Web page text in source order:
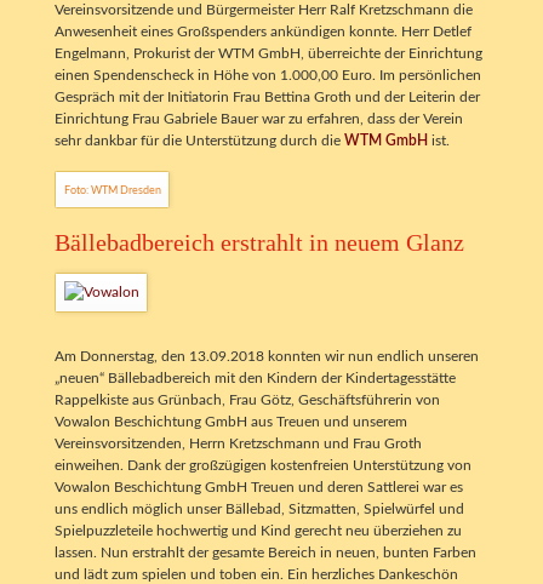
Vereinsvorsitzende und Bürgermeister Herr Ralf Kretzschmann die
Anwesenheit eines Großspenders ankündigen konnte. Herr Detlef
Engelmann, Prokurist der WTM GmbH, überreichte der Einrichtung
einen Spendenscheck in Höhe von 1.000,00 Euro. Im persönlichen
Gespräch mit der Initiatorin Frau Bettina Groth und der Leiterin der
Einrichtung Frau Gabriele Bauer war zu erfahren, dass der Verein
sehr dankbar für die Unterstützung durch die WTM GmbH ist.
Foto: WTM Dresden
Bällebadbereich erstrahlt in neuem Glanz
Am Donnerstag, den 13.09.2018 konnten wir nun endlich unseren
„neuen“ Bällebadbereich mit den Kindern der Kindertagesstätte
Rappelkiste aus Grünbach, Frau Götz, Geschäftsführerin von
Vowalon Beschichtung GmbH aus Treuen und unserem
Vereinsvorsitzenden, Herrn Kretzschmann und Frau Groth
einweihen. Dank der großzügigen kostenfreien Unterstützung von
Vowalon Beschichtung GmbH Treuen und deren Sattlerei war es
uns endlich möglich unser Bällebad, Sitzmatten, Spielwürfel und
Spielpuzzleteile hochwertig und Kind gerecht neu überziehen zu
lassen. Nun erstrahlt der gesamte Bereich in neuen, bunten Farben
und lädt zum spielen und toben ein. Ein herzliches Dankeschön